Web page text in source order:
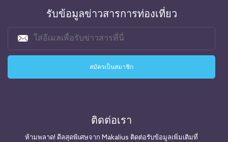
รับข้อมูลข่าวสารการท่องเที่ยว
ติดต่อเรา
ห้ามพลาด! ดีลสุดพิเศษจาก Makalius ติดต่อรับข้อมูลเพิ่มเติมที่